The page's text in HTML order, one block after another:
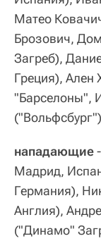
Матео
Брозович,
Загреб),
Греция), Ален
"Барселоны",
нападающие
Мадрид,
Германия),
Англия),
("Динамо"